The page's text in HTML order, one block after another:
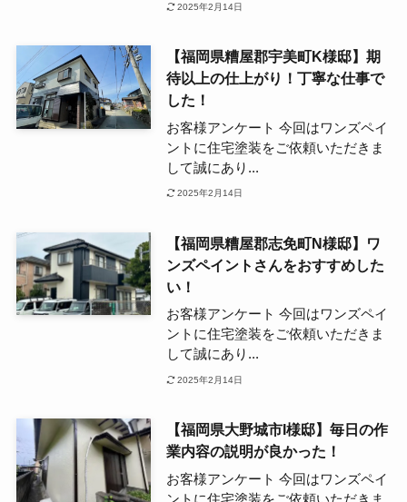
2025年2月14日
【福岡県糟屋郡宇美町K様邸】期
待以上の仕上がり！丁寧な仕事で
した！
お客様アンケート 今回はワンズペイ
ントに住宅塗装をご依頼いただきま
して誠にあり...
2025年2月14日
【福岡県糟屋郡志免町N様邸】ワ
ンズペイントさんをおすすめした
い！
お客様アンケート 今回はワンズペイ
ントに住宅塗装をご依頼いただきま
して誠にあり...
2025年2月14日
【福岡県大野城市I様邸】毎日の作
業内容の説明が良かった！
お客様アンケート 今回はワンズペイ
ントに住宅塗装をご依頼いただきま